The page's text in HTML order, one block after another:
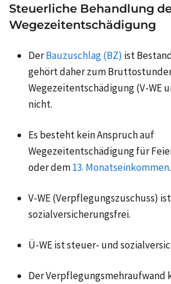
Steuerliche Behandlung
Wegezeitentschädigung
DerBauzuschlag (BZ) ist
gehört daher zum
Wegezeitentschädigung (V-WE
nicht.
Es besteht kein Anspruch auf
Wegezeitentschädigung für
oder dem13. Monatseinkommen.
V‑WE (Verpflegungszuschuss)
sozialversicherungsfrei.
Ü‑WE ist steuer- und
Der Verpflegungsmehraufwand